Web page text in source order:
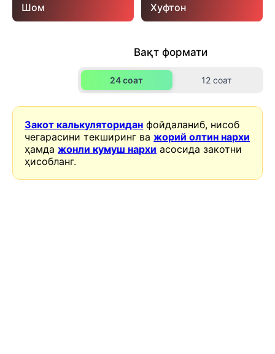
Шом Хуфтон
Вақт формати
24 соат 12 соат
Закот калькуляторидан фойдаланиб, нисоб
чегарасини текширинг важорий олтин нархи
ҳамдажонли кумуш нархи асосида закотни
ҳисобланг.